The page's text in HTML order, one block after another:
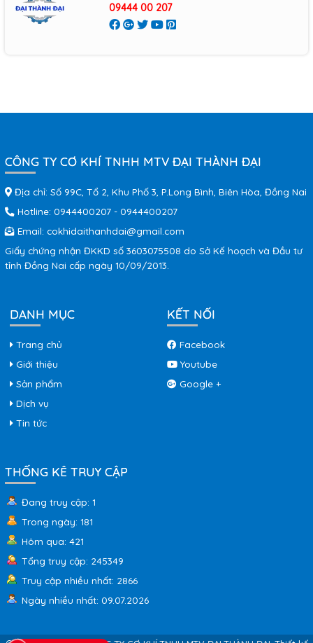
09444 00 207
CÔNG TY CƠ KHÍ TNHH MTV ĐẠI THÀNH ĐẠI
Địa chỉ: Số 99C, Tổ 2, Khu Phố 3, P.Long Bình, Biên Hòa, Đồng Nai
Hotline: 0944400207 - 0944400207
Email: cokhidaithanhdai@gmail.com
Giấy chứng nhận ĐKKD số 3603075508 do Sở Kế hoạch và Đầu tư
tỉnh Đồng Nai cấp ngày 10/09/2013.
DANH MỤC
Trang chủ
Giới thiệu
Sản phẩm
Dịch vụ
Tin tức
KẾT NỐI
Facebook
Youtube
Google +
THỐNG KÊ TRUY CẬP
Đang truy cập: 1
Trong ngày: 181
Hôm qua: 421
Tổng truy cập: 245349
Truy cập nhiều nhất: 2866
Ngày nhiều nhất: 09.07.2026